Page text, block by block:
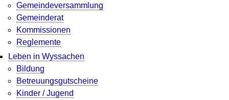
Gemeindeversammlung
Gemeinderat
Kommissionen
Reglemente
Leben in Wyssachen
Bildung
Betreuungsgutscheine
Kinder / Jugend